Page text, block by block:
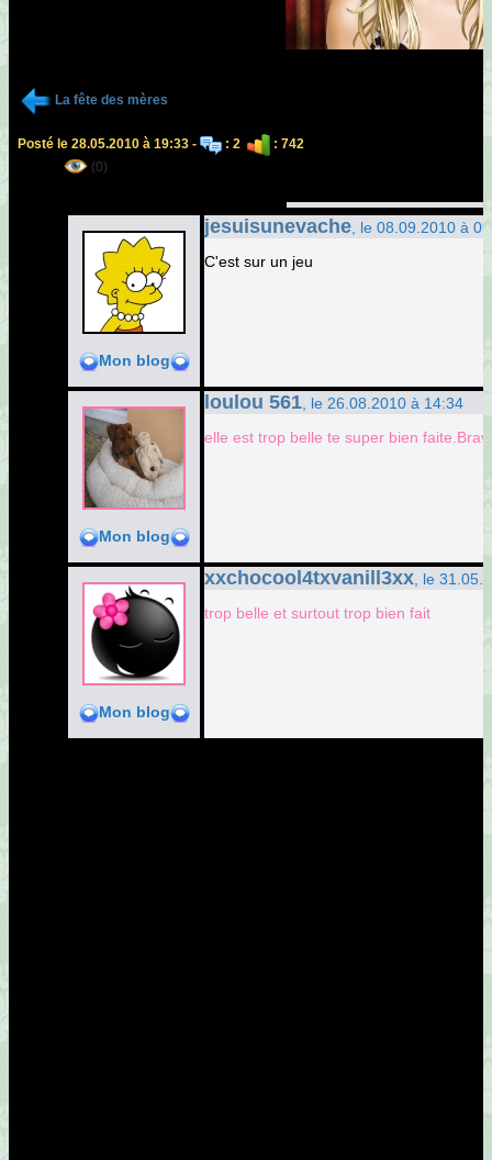
La fête des mères
Posté le 28.05.2010 à 19:33 - : 2
: 742
(0)
Mon blog
jesuisunevache , le 08.09.2010 à
C'est sur un jeu
Mon blog
loulou 561 , le 26.08.2010 à 14:34
elle est trop belle te super bien
Mon blog
xxchocool4txvanill3xx , le
trop belle et surtout trop bien fait